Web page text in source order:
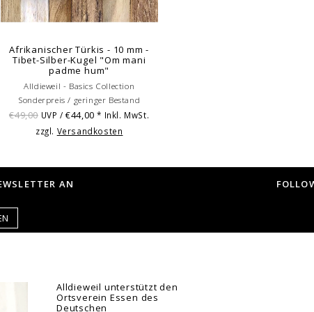
Afrikanischer Türkis - 10 mm -
Tibet-Silber-Kugel "Om mani
padme hum"
Alldieweil - Basics Collection
Sonderpreis / geringer Bestand
€49,00 UVP / €44,00* Inkl. MwSt.
zzgl. Versandkosten
AN
Alldieweil unterstützt den
Ortsverein Essen des
Deutschen